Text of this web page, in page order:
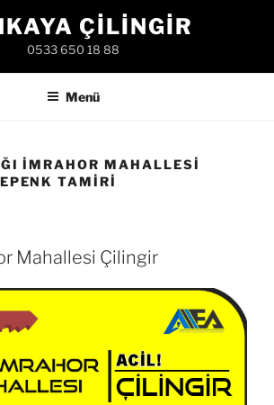
ÇILINGIR
0533 650 18 88
Menü
İMRAHOR MAHALLESI
TAMIRI
Mahallesi Çilingir